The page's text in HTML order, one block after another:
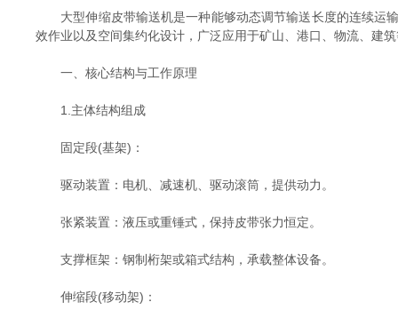
大型伸缩皮带输送机是一种能够动态调节输送长度的连续运输
效作业​​以及​​空间集约化设计​​，广泛应用于矿山、港口、物流、建
一、核心结构与工作原理
1.​​主体结构组成​​
​​固定段(基架)​​：
​​驱动装置​​：电机、减速机、驱动滚筒，提供动力。
​​张紧装置​​：液压或重锤式，保持皮带张力恒定。
​​支撑框架​​：钢制桁架或箱式结构，承载整体设备。
​​伸缩段(移动架)​​：